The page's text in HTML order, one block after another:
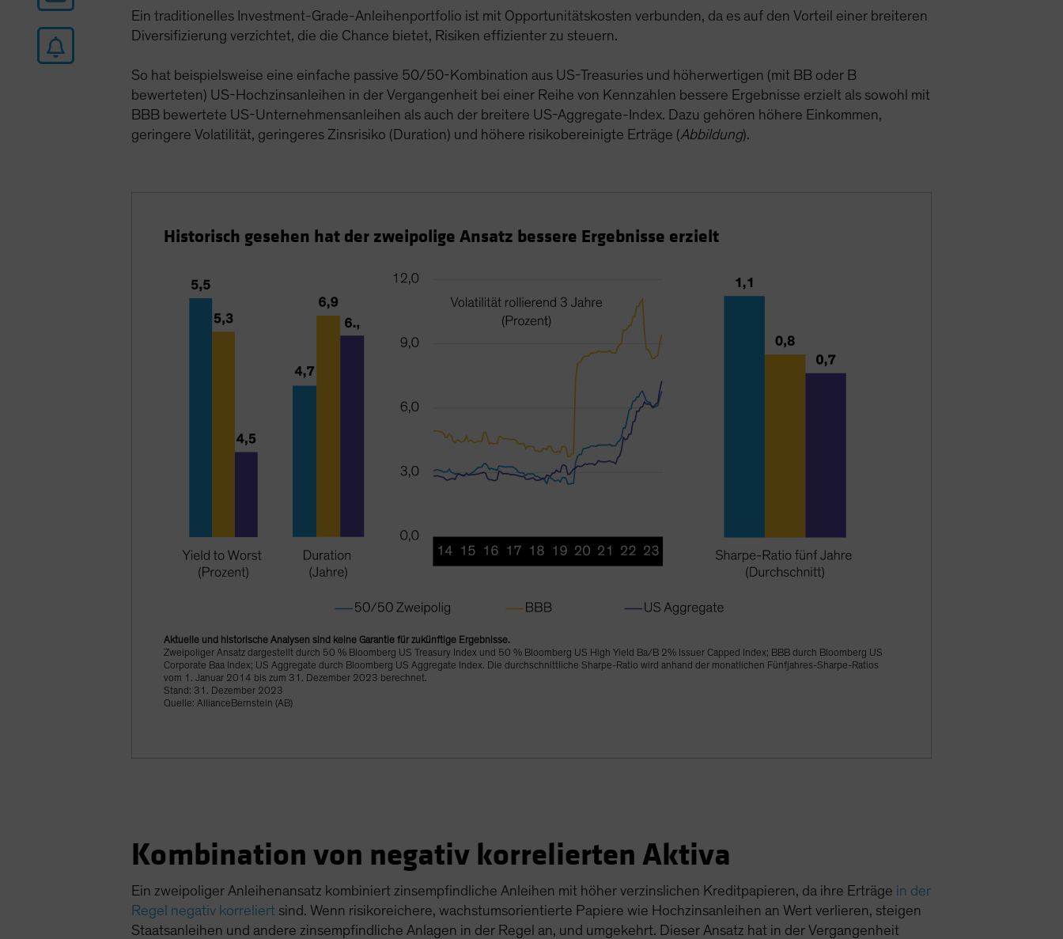
Ein traditionelles Investment-Grade-Anleihenportfolio ist mit Opportunitätskosten verbunden, da es auf den Vorteil einer breiteren
Diversifizierung verzichtet, die die Chance bietet, Risiken effizienter zu steuern.
So hat beispielsweise eine einfache passive 50/50-Kombination aus US-Treasuries und höherwertigen (mit BB oder B
bewerteten) US-Hochzinsanleihen in der Vergangenheit bei einer Reihe von Kennzahlen bessere Ergebnisse erzielt als sowohl mit
BBB bewertete US-Unternehmensanleihen als auch der breitere US-Aggregate-Index. Dazu gehören höhere Einkommen,
geringere Volatilität, geringeres Zinsrisiko (Duration) und höhere risikobereinigte Erträge (Abbildung).
Historisch gesehen hat der zweipolige Ansatz bessere Ergebnisse erzielt
Aktuelle und historische Analysen sind keine Garantie für zukünftige Ergebnisse.
Zweipoliger Ansatz dargestellt durch 50 % Bloomberg US Treasury Index und 50 % Bloomberg US High Yield Ba/B 2% Issuer Capped Index; BBB durch Bloomberg US
Corporate Baa Index; US Aggregate durch Bloomberg US Aggregate Index. Die durchschnittliche Sharpe-Ratio wird anhand der monatlichen Fünfjahres-Sharpe-Ratios
vom 1. Januar 2014 bis zum 31. Dezember 2023 berechnet.
Stand: 31. Dezember 2023
Quelle: AllianceBernstein (AB)
Kombination von negativ korrelierten Aktiva
Ein zweipoliger Anleihenansatz kombiniert zinsempfindliche Anleihen mit höher verzinslichen Kreditpapieren, da ihre Erträge in der
Regel negativ korreliert sind. Wenn risikoreichere, wachstumsorientierte Papiere wie Hochzinsanleihen an Wert verlieren, steigen
Staatsanleihen und andere zinsempfindliche Anlagen in der Regel an, und umgekehrt. Dieser Ansatz hat in der Vergangenheit